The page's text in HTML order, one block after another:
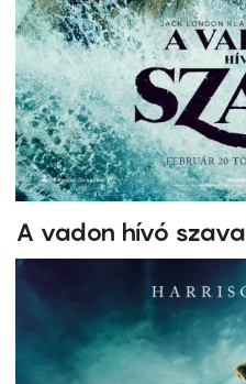
A vadon hívó szava